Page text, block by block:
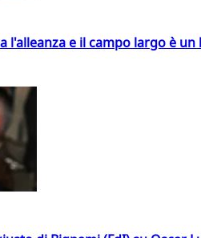
l'alleanza e il campo largo è